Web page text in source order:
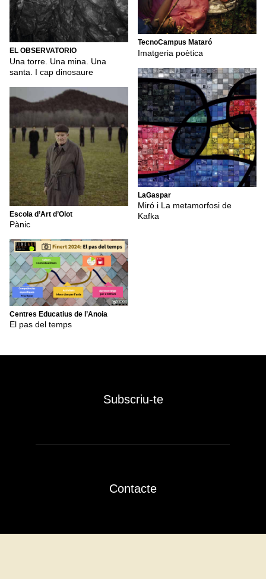
EL OBSERVATORIO
Una torre. Una mina. Una
santa. I cap dinosaure
Escola d’Art d’Olot
Pànic
Centres Educatius de l’Anoia
El pas del temps
TecnoCampus Mataró
Imatgeria poètica
LaGaspar
Miró i La metamorfosi de
Kafka
Subscriu-te
Contacte